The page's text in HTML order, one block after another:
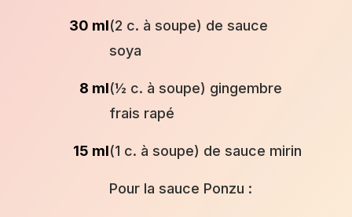
30 ml(2 c. à soupe) de sauce
soya
8 ml(½ c. à soupe) gingembre
frais rapé
15 ml(1 c. à soupe) de sauce mirin
Pour la sauce Ponzu :